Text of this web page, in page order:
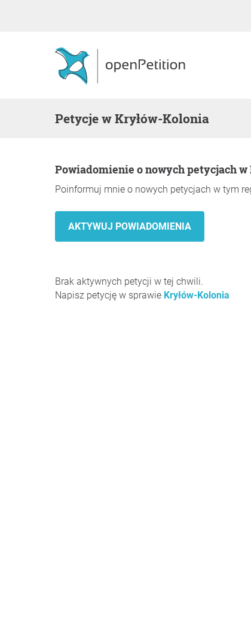
Petycje w Kryłów-Kolonia
Powiadomienie o nowych petycjach
Poinformuj mnie o nowych petycjach w tym
Brak aktywnych petycji w tej chwili.
Napisz petycję w sprawie Kryłów-Kolonia